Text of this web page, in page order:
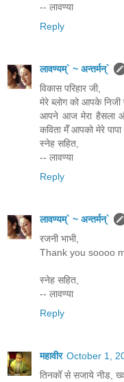
-- लावण्या
Reply
लावण्यम्` ~ अन्तर्मन्`
विकास परिहार जी,
मेरे ब्लोग को आपके
आपने आज मेरा हैसला
कविता मेँ आपको मेरे
स्नेह सहित,
-- लावण्या
Reply
लावण्यम्` ~ अन्तर्मन्`
रजनी भाभी,
Thank you soooo
स्नेह सहित,
-- लावण्या
Reply
महावीर October 1,
तिनकोँ से सजाये नीड,